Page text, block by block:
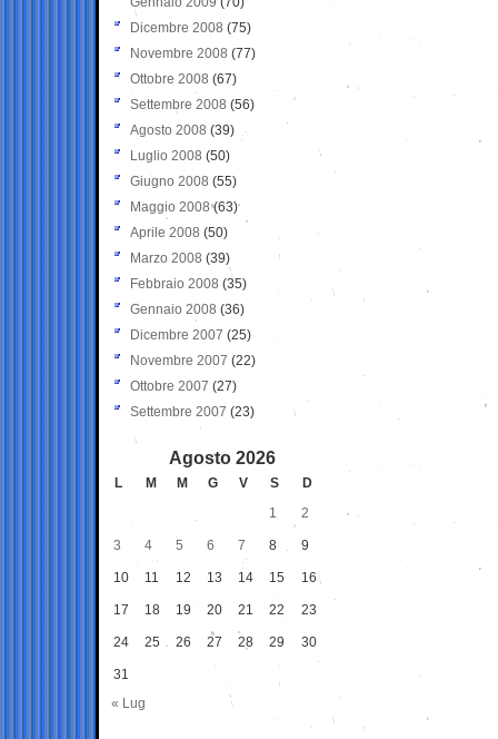
Dicembre 2008 (75)
Novembre 2008 (77)
Ottobre 2008 (67)
Settembre 2008 (56)
Agosto 2008 (39)
Luglio 2008 (50)
Giugno 2008 (55)
Maggio 2008(63)
Aprile 2008 (50)
Marzo 2008 (39)
Febbraio 2008 (35)
Gennaio 2008 (36)
Dicembre 2007 (25)
Novembre 2007 (22)
Ottobre 2007 (27)
Settembre 2007 (23)
Agosto 2026
L M M G V S
D
1
2
3 4 5 6 7 8 9
10 11 12 13 14 15 16
17 18 19 20 21 22 23
24 25 26 27 28 29 30
31
« Lug